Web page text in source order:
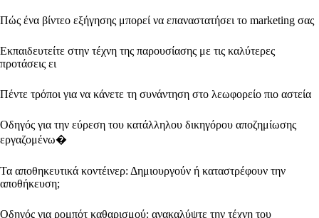
Πώς ένα βίντεο εξήγησης μπορεί να επαναστατήσει το marketing σας
Εκπαιδευτείτε στην τέχνη της παρουσίασης με τις καλύτερες
προτάσεις ει
Πέντε τρόποι για να κάνετε τη συνάντηση στο λεωφορείο πιο αστεία
Οδηγός για την εύρεση του κατάλληλου δικηγόρου αποζημίωσης
εργαζομένω�
Τα αποθηκευτικά κοντέινερ: Δημιουργούν ή καταστρέφουν την
αποθήκευση;
Οδηγός για ρομπότ καθαρισμού: ανακαλύψτε την τέχνη του